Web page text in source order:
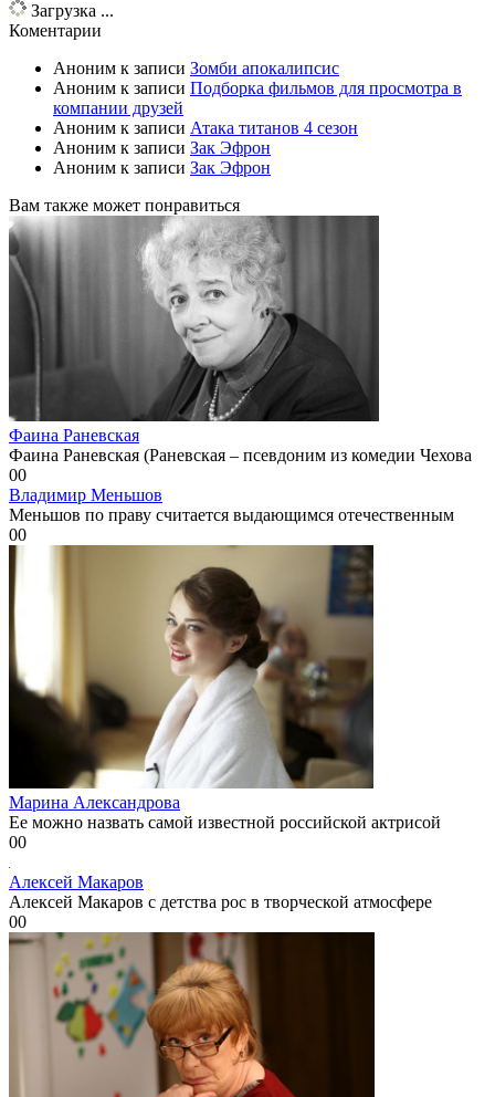
Загрузка ...
Коментарии
Аноним к записи Зомби апокалипсис
Аноним к записи Подборка фильмов для просмотра в
компании друзей
Аноним к записи Атака титанов 4 сезон
Аноним к записи Зак Эфрон
Аноним к записи Зак Эфрон
Вам также может понравиться
Фаина Раневская
Фаина Раневская (Раневская – псевдоним из комедии Чехова
00
Владимир Меньшов
Меньшов по праву считается выдающимся отечественным
00
Марина Александрова
Ее можно назвать самой известной российской актрисой
00
Алексей Макаров
Алексей Макаров с детства рос в творческой атмосфере
00